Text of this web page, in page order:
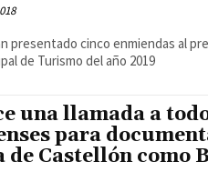
presentado cinco enmiendas al
de Turismo del año 2019
una llamada a
para
de Castellón como